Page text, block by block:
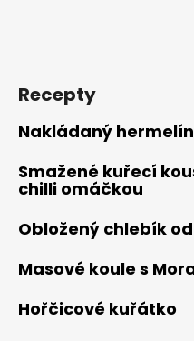
Recepty
Nakládaný hermelín
Smažené kuřecí
chilli omáčkou
Obložený chlebík
Masové koule s
Hořčicové kuřátko